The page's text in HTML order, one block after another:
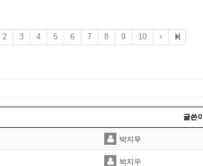
2 3 4 5 6 7 8 9 10
글쓴이
박지우
박지우